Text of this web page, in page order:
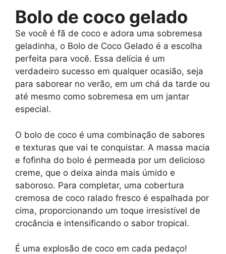
Bolo de coco gelado
Se você é fã de coco e adora uma sobremesa
geladinha, o Bolo de Coco Gelado é a escolha
perfeita para você. Essa delícia é um
verdadeiro sucesso em qualquer ocasião, seja
para saborear no verão, em um chá da tarde ou
até mesmo como sobremesa em um jantar
especial.
O bolo de coco é uma combinação de sabores
e texturas que vai te conquistar. A massa macia
e fofinha do bolo é permeada por um delicioso
creme, que o deixa ainda mais úmido e
saboroso. Para completar, uma cobertura
cremosa de coco ralado fresco é espalhada por
cima, proporcionando um toque irresistível de
crocância e intensificando o sabor tropical.
É uma explosão de coco em cada pedaço!